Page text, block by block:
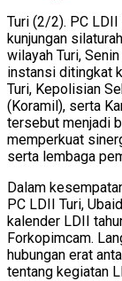
Turi (2/2). PC
kunjungan
wilayah Turi,
instansi ditingkat
Turi, Kepolisian
(Koramil), serta
tersebut menjadi
memperkuat
serta lembaga
Dalam
PC LDII Turi,
kalender LDII
Forkopimcam.
hubungan erat
tentang kegiatan